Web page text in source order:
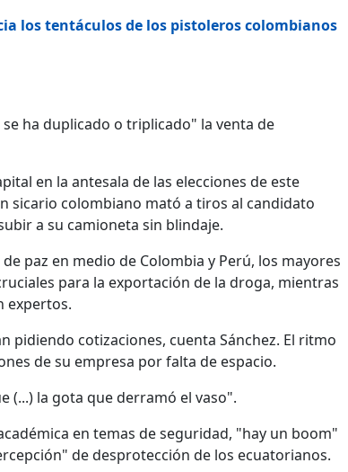
los tentáculos de los pistoleros colombianos
ha duplicado o triplicado" la venta de
en la antesala de las elecciones de este
sicario colombiano mató a tiros al candidato
a su camioneta sin blindaje.
paz en medio de Colombia y Perú, los mayores
para la exportación de la droga, mientras
expertos.
pidiendo cotizaciones, cuenta Sánchez. El ritmo
de su empresa por falta de espacio.
(...) la gota que derramó el vaso".
en temas de seguridad, "hay un boom"
de desprotección de los ecuatorianos.